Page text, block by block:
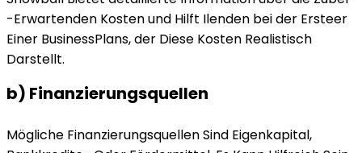
-Erwartenden Kosten und Hilft Ilenden bei der Ersteer
Einer BusinessPlans, der Diese Kosten Realistisch
Darstellt.
b) Finanzierungsquellen
Mögliche Finanzierungsquellen Sind Eigenkapital,